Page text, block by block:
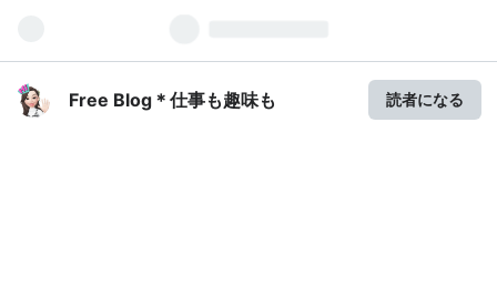
Free Blog＊仕事も趣味も 読者になる